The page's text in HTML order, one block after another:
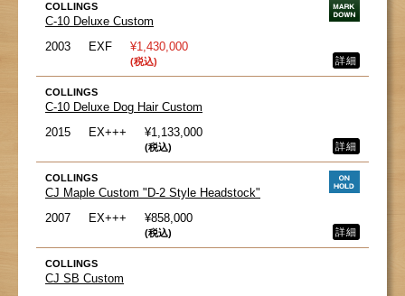
COLLINGS
C-10 Deluxe Custom
2003
EXF ¥1,430,000
(税込) 詳細
COLLINGS
C-10 Deluxe Dog Hair Custom
2015
EX+++ ¥1,133,000
(税込) 詳細
COLLINGS
CJ Maple Custom "D-2 Style Headstock"
2007
EX+++ ¥858,000
(税込) 詳細
COLLINGS
CJ SB Custom